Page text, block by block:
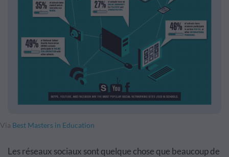
Via Best Masters in Education
Les réseaux sociaux sont quelque chose que beaucoup de